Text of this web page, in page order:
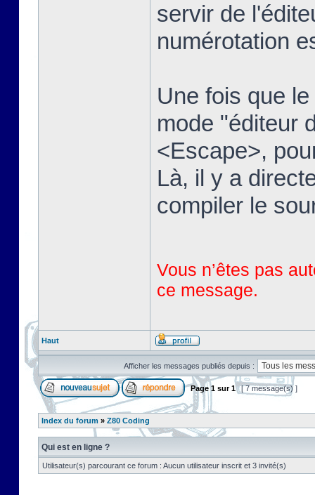
servir de
numérotation
Une fois que
mode "éditeur
<Escape>,
Là, il y a
compiler le
Vous n’êtes pas
ce message.
Haut
Afficher les messages publiés depuis :
Page1 sur1 [ 7 message(s) ]
Index du forum » Z80 Coding
Qui est en ligne ?
Utilisateur(s) parcourant ce forum : Aucun utilisateur inscrit et 3 invité(s)